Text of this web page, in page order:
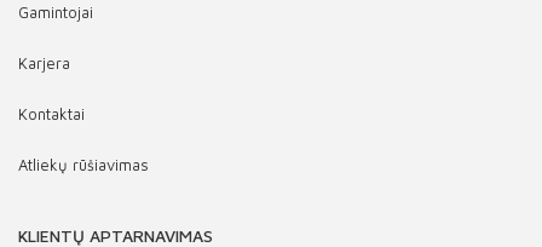
Gamintojai
Karjera
Kontaktai
Atliekų rūšiavimas
KLIENTŲ APTARNAVIMAS